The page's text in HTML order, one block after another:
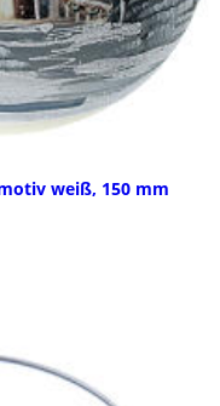
weiß, 150 mm